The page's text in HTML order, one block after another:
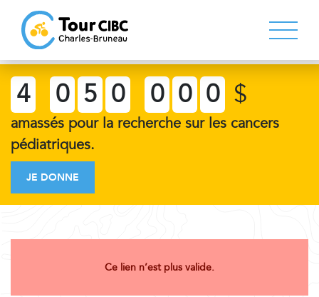
4 0 5 0 0 0 0 $
amassés pour la recherche sur les cancers
pédiatriques.
JE DONNE
Ce lien n’est plus valide.